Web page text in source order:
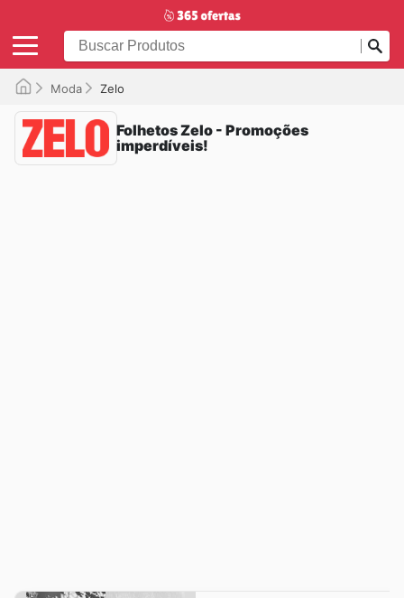
Moda Zelo
Folhetos Zelo - Promoções
imperdíveis!